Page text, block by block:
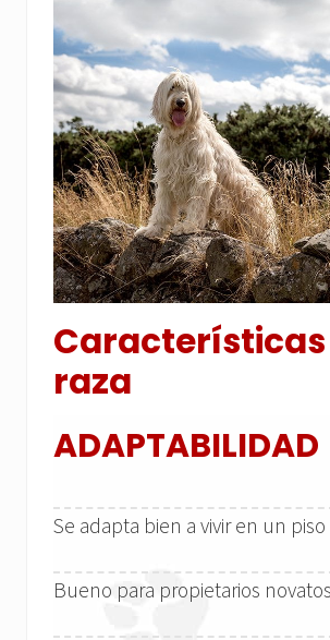
Características
raza
ADAPTABILIDAD
Se adapta bien a vivir en un piso
Bueno para propietarios novatos